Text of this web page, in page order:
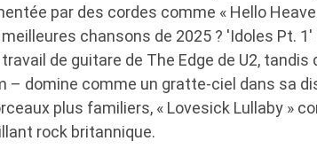
par des cordes comme « Hello
meilleures chansons de 2025 ? 'Idoles Pt.
de guitare de The Edge de U2, tandis
– domine comme un gratte-ciel dans sa
plus familiers, « Lovesick Lullaby »
rock britannique.